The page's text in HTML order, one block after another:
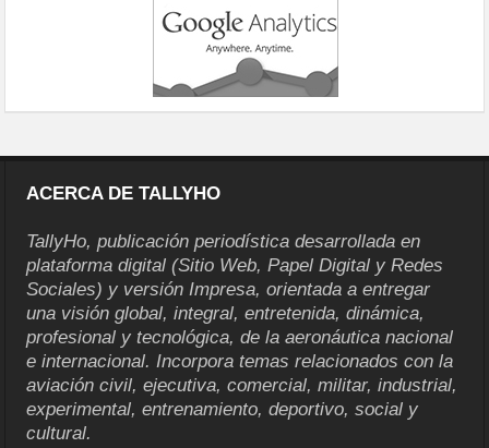
ACERCA DE TALLYHO
TallyHo, publicación periodística desarrollada en
plataforma digital (Sitio Web, Papel Digital y Redes
Sociales) y versión Impresa, orientada a entregar
una visión global, integral, entretenida, dinámica,
profesional y tecnológica, de la aeronáutica nacional
e internacional. Incorpora temas relacionados con la
aviación civil, ejecutiva, comercial, militar, industrial,
experimental, entrenamiento, deportivo, social y
cultural.